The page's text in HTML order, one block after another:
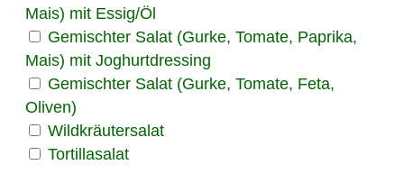
Mais) mit Essig/Öl
Gemischter Salat (Gurke, Tomate, Paprika,
Mais) mit Joghurtdressing
Gemischter Salat (Gurke, Tomate, Feta,
Oliven)
Wildkräutersalat
Tortillasalat